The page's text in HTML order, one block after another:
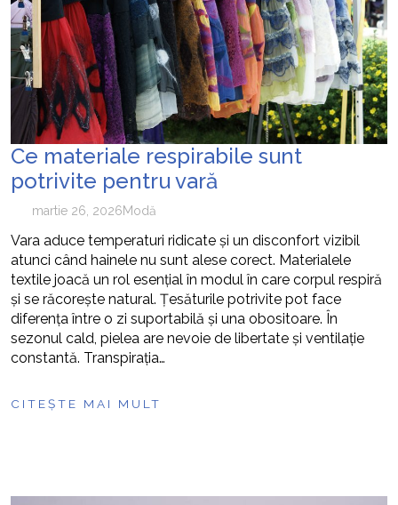
Ce materiale respirabile sunt
potrivite pentru vară
martie 26, 2026Modă
Vara aduce temperaturi ridicate și un disconfort vizibil
atunci când hainele nu sunt alese corect. Materialele
textile joacă un rol esențial în modul în care corpul respiră
și se răcorește natural. Țesăturile potrivite pot face
diferența între o zi suportabilă și una obositoare. În
sezonul cald, pielea are nevoie de libertate și ventilație
constantă. Transpirația…
CITEȘTE MAI MULT